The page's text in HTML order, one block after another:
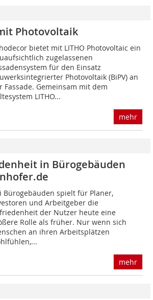
Photovoltaik
bietet mit LITHO Photovoltaic ein
zugelassenen
für den Einsatz
Photovoltaik (BiPV) an
Fassade. Gemeinsam mit dem
LITHO...
mehr
in Bürogebäuden
Bürogebäuden spielt für Planer,
und Arbeitgeber die
der Nutzer heute eine
Rolle als früher. Nur wenn sich
an ihren Arbeitsplätzen
mehr